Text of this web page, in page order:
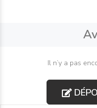
Il n’y a pas